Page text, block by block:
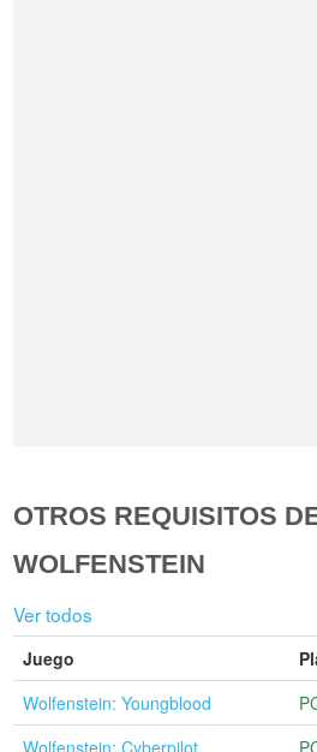
OTROS REQUISITOS
WOLFENSTEIN
Ver todos
Juego
Wolfenstein: Youngblood
Wolfenstein: Cyberpilot